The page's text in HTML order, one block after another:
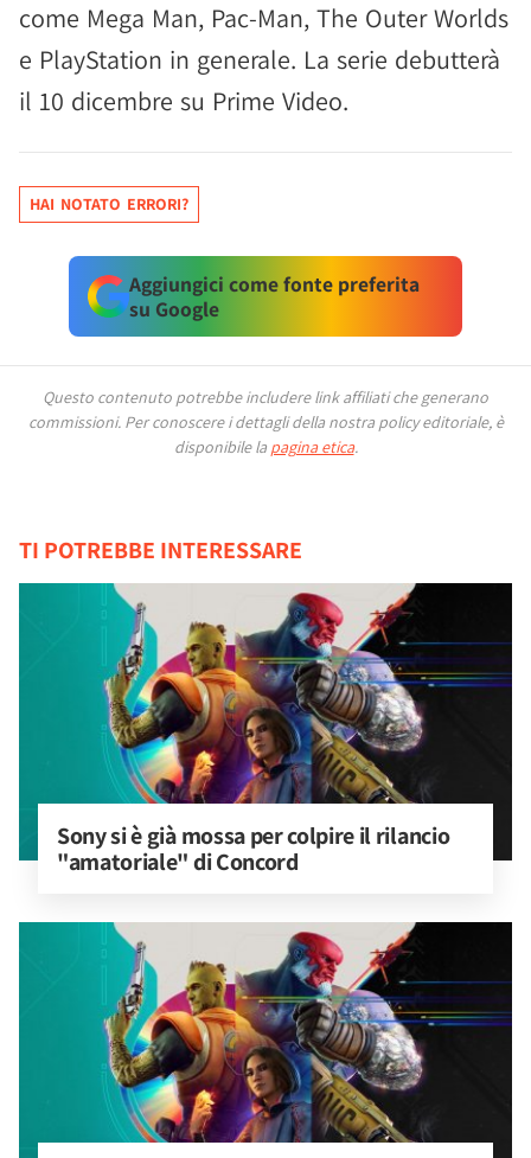
come Mega Man, Pac-Man, The Outer Worlds
e PlayStation in generale. La serie debutterà
il 10 dicembre su Prime Video.
HAI NOTATO ERRORI?
Aggiungici come fonte preferita
su Google
Questo contenuto potrebbe includere link affiliati che generano
commissioni. Per conoscere i dettagli della nostra policy editoriale, è
disponibile la pagina etica.
TI POTREBBE INTERESSARE
Sony si è già mossa per colpire il rilancio
"amatoriale" di Concord